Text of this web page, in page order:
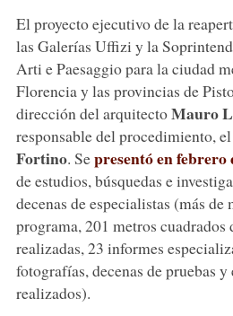
El proyecto ejecutivo de la
las Galerías Uffizi y la
Arti e Paesaggio para la ciudad
Florencia y las provincias de
dirección del arquitectoMauro
responsable del procedimiento,
Fortino. Sepresentó en febrero
de estudios, búsquedas e
decenas de especialistas (más de
programa, 201 metros cuadrados
realizadas, 23 informes
fotografías, decenas de pruebas y
realizados).